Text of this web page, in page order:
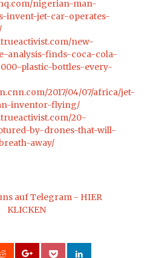
nigerian-man-
invent-jet-car-operates-
new-
analysis-finds-coca-cola-
plastic-bottles-every-
2017/04/07/africa/jet-
inventor-flying/
20-
by-drones-that-will-
away/
auf Telegram - HIER
KLICKEN